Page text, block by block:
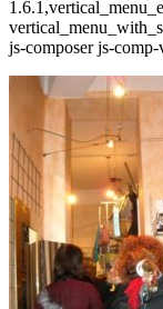
js-composer js-